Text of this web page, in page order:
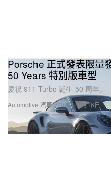
Automotive 汽車
Porsche 正式發表限量
50 Years 特別版車型
慶祝 911 Turbo 誕生 50 周年。
2024年8月16日